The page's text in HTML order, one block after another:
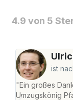
4.9 von 5
ist
"Ein großes
Umzugskönig